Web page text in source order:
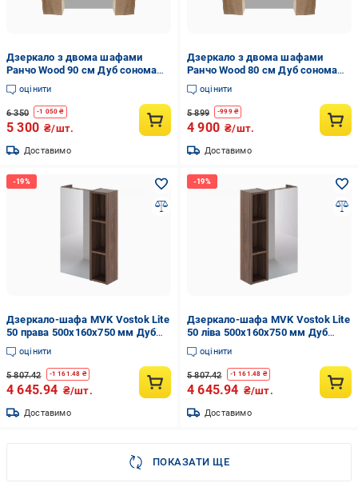
Дзеркало з двома шафами
Ранчо Wood 90 см Дуб сонома
(46002-01)
оцінити
6 350 -1 050 ₴
5 300 ₴/шт.
Доставимо
Дзеркало з двома шафами
Ранчо Wood 80 см Дуб сонома
(46001-01)
оцінити
5 899 -999₴
4 900 ₴/шт.
Доставимо
Дзеркало-шафа MVK Vostok Lite
50 права 500х160х750 мм Дуб
Бурбон (8100br)
оцінити
5 807.42 -1 161.48 ₴
4 645.94 ₴/шт.
Доставимо
Дзеркало-шафа MVK Vostok Lite
50 ліва 500х160х750 мм Дуб
Бурбон (8100br-1)
оцінити
5 807.42 -1 161.48 ₴
4 645.94 ₴/шт.
Доставимо
ПОКАЗАТИ ЩЕ